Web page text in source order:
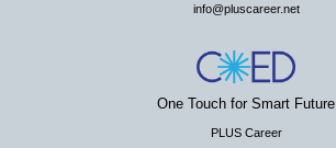
info@pluscareer.net
One Touch for Smart Future
PLUS Career